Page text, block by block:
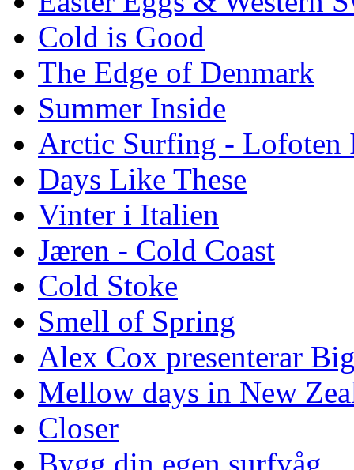
Cold is Good
The Edge of Denmark
Summer Inside
Arctic Surfing - Lofoten
Days Like These
Vinter i Italien
Jæren - Cold Coast
Cold Stoke
Smell of Spring
Alex Cox presenterar
Mellow days in New
Closer
Bygg din egen surfvåg